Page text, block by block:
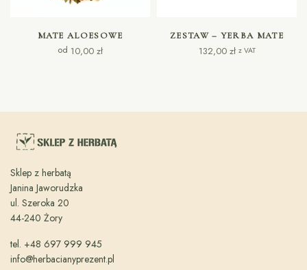
WYBIERZ OPCJE
MATE ALOESOWE
od 10,00 zł
DODAJ DO KOSZYKA
ZESTAW – YERBA MATE
132,00 zł z VAT
Sklep z herbatą
Janina Jaworudzka
ul. Szeroka 20
44-240 Żory
tel. +48 697 999 945
info@herbacianyprezent.pl